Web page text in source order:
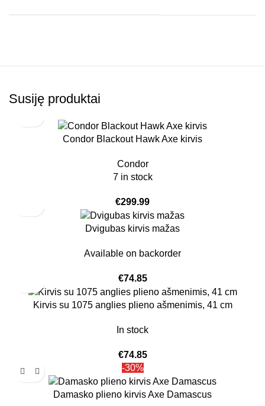
Susiję produktai
Condor Blackout Hawk Axe kirvis
Condor
7 in stock
€299.99
Dvigubas kirvis mažas
Available on backorder
€74.85
Kirvis su 1075 anglies plieno ašmenimis, 41 cm
In stock
€74.85
-30%
Damasko plieno kirvis Axe Damascus